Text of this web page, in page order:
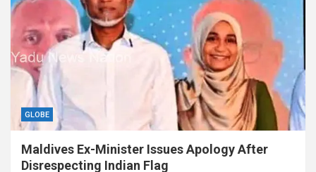
GLOBE
Maldives Ex-Minister Issues Apology After
Disrespecting Indian Flag